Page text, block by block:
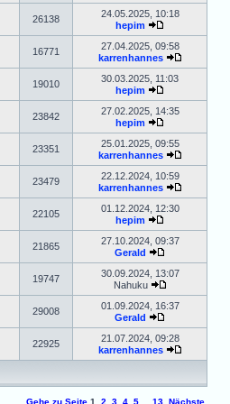
26138
24.05.2025, 10:18
hepim
16771
27.04.2025, 09:58
karrenhannes
19010
30.03.2025, 11:03
hepim
23842
27.02.2025, 14:35
hepim
23351
25.01.2025, 09:55
karrenhannes
23479
22.12.2024, 10:59
karrenhannes
22105
01.12.2024, 12:30
hepim
21865
27.10.2024, 09:37
Gerald
19747
30.09.2024, 13:07
Nahuku
29008
01.09.2024, 16:37
Gerald
22925
21.07.2024, 09:28
karrenhannes
Gehe zu Seite 1 2 3 4 5 13 Nächste